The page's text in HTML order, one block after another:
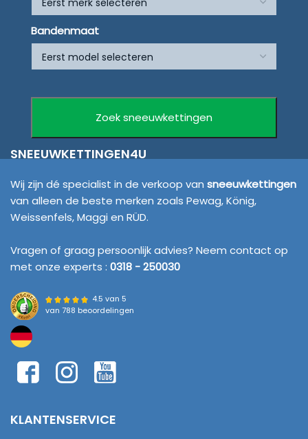
Bandenmaat
SNEEUWKETTINGEN4U
Wij zijn dé specialist in de verkoop van sneeuwkettingen
van alleen de beste merken zoals Pewag, König,
Weissenfels, Maggi en RÜD.
Vragen of graag persoonlijk advies? Neem contact op
met onze experts : 0318 - 250030
4.5 van 5
van 788 beoordelingen
KLANTENSERVICE